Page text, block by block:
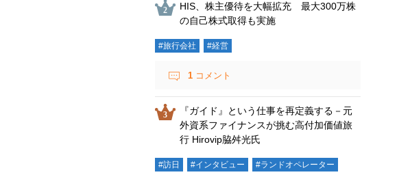
HIS、株主優待を大幅拡充 最大300万株
の自己株式取得も実施
#旅行会社 #経営
1 コメント
『ガイド』という仕事を再定義する－元
外資系ファイナンスが挑む高付加価値旅
行 Hirovip脇舛光氏
#訪日 #インタビュー #ランドオペレーター